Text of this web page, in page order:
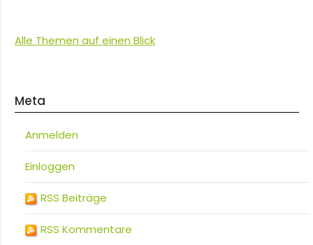
Alle Themen auf einen Blick
Meta
Anmelden
Einloggen
RSS Beiträge
RSS Kommentare